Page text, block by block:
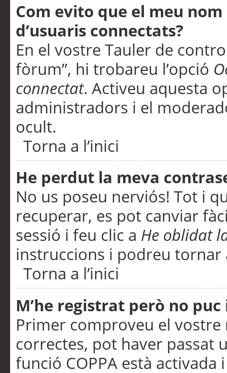
Com evito que el meu
d’usuaris connectats?
En el vostre Tauler de
fòrum”, hi trobareu l’opció
connectat. Activeu aquesta
administradors i el
ocult.
Torna a l’inici
He perdut la meva
No us poseu nerviós! Tot i
recuperar, es pot canviar
sessió i feu clic a He oblidat
instruccions i podreu tornar
Torna a l’inici
M’he registrat però no
Primer comproveu el vostre
correctes, pot haver passat
funció COPPA està